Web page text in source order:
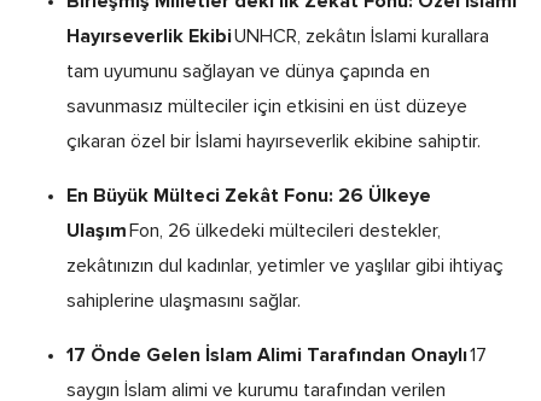
Hayırseverlik EkibiUNHCR, zekâtın İslami kurallara
tam uyumunu sağlayan ve dünya çapında en
savunmasız mülteciler için etkisini en üst düzeye
çıkaran özel bir İslami hayırseverlik ekibine sahiptir.
En Büyük Mülteci Zekât Fonu: 26 Ülkeye
Ulaşım Fon, 26 ülkedeki mültecileri destekler,
zekâtınızın dul kadınlar, yetimler ve yaşlılar gibi ihtiyaç
sahiplerine ulaşmasını sağlar.
17 Önde Gelen İslam Alimi Tarafından Onaylı17
saygın İslam alimi ve kurumu tarafından verilen